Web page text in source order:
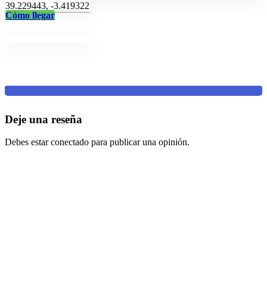
39.229443, -3.419322
Cómo llegar
Deje una reseña
Debes estar conectado para publicar una opinión.